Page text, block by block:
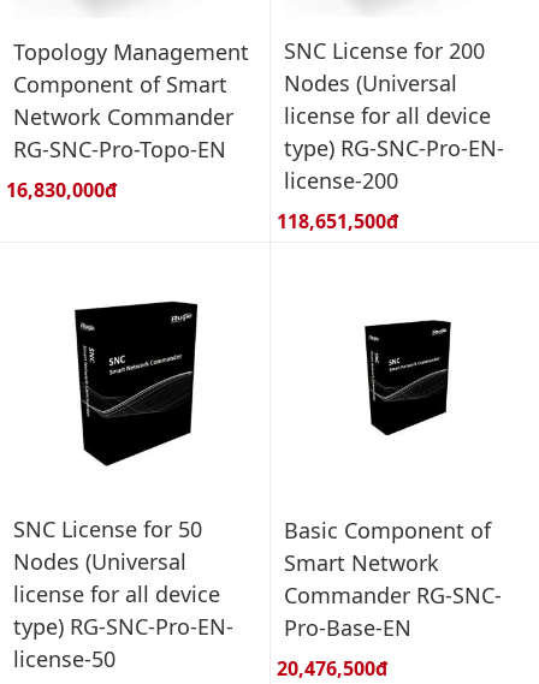
Topology Management
Component of Smart
Network Commander
RG-SNC-Pro-Topo-EN
Giá bán:
16,830,000đ
SNC License for 200
Nodes (Universal
license for all device
type) RG-SNC-Pro-EN-
license-200
Giá bán:
118,651,500đ
SNC License for 50
Nodes (Universal
license for all device
type) RG-SNC-Pro-EN-
license-50
Basic Component of
Smart Network
Commander RG-SNC-
Pro-Base-EN
Giá bán:
20,476,500đ